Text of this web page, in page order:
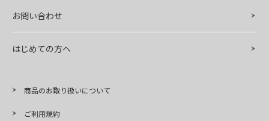
お問い合わせ
はじめての方へ
商品のお取り扱いについて
ご利用規約